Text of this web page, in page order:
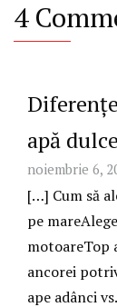
4
apă
noiembrie 6,
[…] Cum să
pe
motoareTop
ancorei
ape adânci